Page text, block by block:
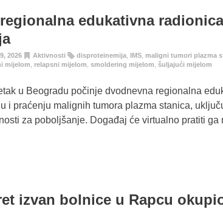
edukativna
2026 Aktivnosti disproteinemija IMS maligni tumori plazma
mijelom
relapsni mijelom smoldering mijelom šuljajući mijelom
u Beogradu počinje dvodnevna regionalna
i praćenju malignih tumora plazma stanica,
za poboljšanje. Događaj će virtualno pratiti ga
izvan bolnice u Rapcu